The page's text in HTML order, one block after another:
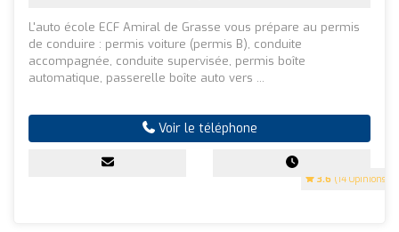
3.6 (14 Opinions)
L'auto école ECF Amiral de Grasse vous prépare au permis
de conduire : permis voiture (permis B), conduite
accompagnée, conduite supervisée, permis boîte
automatique, passerelle boîte auto vers ...
Voir le téléphone